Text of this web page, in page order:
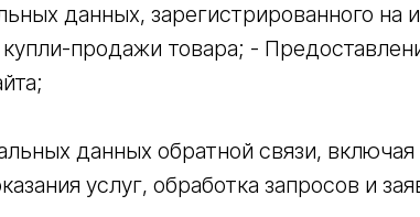
данных, зарегистрированного на
купли-продажи товара; -
данных обратной связи,
услуг, обработка запросов и